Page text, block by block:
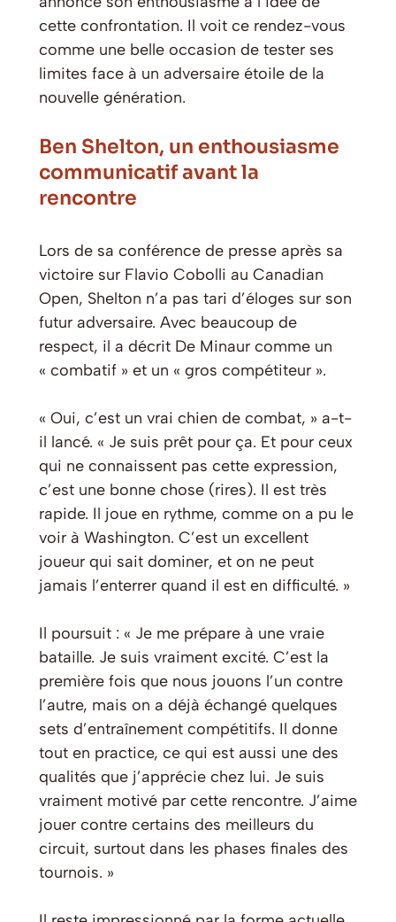
cette confrontation. Il voit ce rendez-vous
comme une belle occasion de tester ses
limites face à un adversaire étoile de la
nouvelle génération.
Ben Shelton, un enthousiasme
communicatif avant la
rencontre
Lors de sa conférence de presse après sa
victoire sur Flavio Cobolli au Canadian
Open, Shelton n’a pas tari d’éloges sur son
futur adversaire. Avec beaucoup de
respect, il a décrit De Minaur comme un
« combatif » et un « gros compétiteur ».
« Oui, c’est un vrai chien de combat, » a-t-
il lancé. « Je suis prêt pour ça. Et pour ceux
qui ne connaissent pas cette expression,
c’est une bonne chose (rires). Il est très
rapide. Il joue en rythme, comme on a pu le
voir à Washington. C’est un excellent
joueur qui sait dominer, et on ne peut
jamais l’enterrer quand il est en difficulté. »
Il poursuit : « Je me prépare à une vraie
bataille. Je suis vraiment excité. C’est la
première fois que nous jouons l’un contre
l’autre, mais on a déjà échangé quelques
sets d’entraînement compétitifs. Il donne
tout en practice, ce qui est aussi une des
qualités que j’apprécie chez lui. Je suis
vraiment motivé par cette rencontre. J’aime
jouer contre certains des meilleurs du
circuit, surtout dans les phases finales des
tournois. »